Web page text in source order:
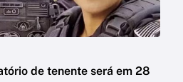
de tenente será em 28